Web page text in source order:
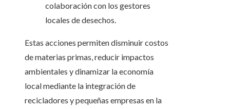
colaboración con los gestores
locales de desechos.
Estas acciones permiten disminuir costos
de materias primas, reducir impactos
ambientales y dinamizar la economía
local mediante la integración de
recicladores y pequeñas empresas en la